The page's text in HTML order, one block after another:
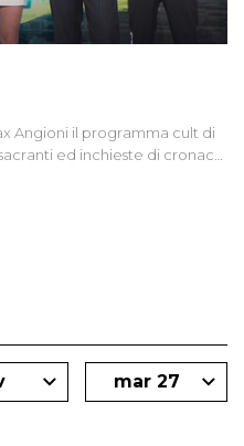
Angioni il programma cult di
ed inchieste di cronaca
mar 27